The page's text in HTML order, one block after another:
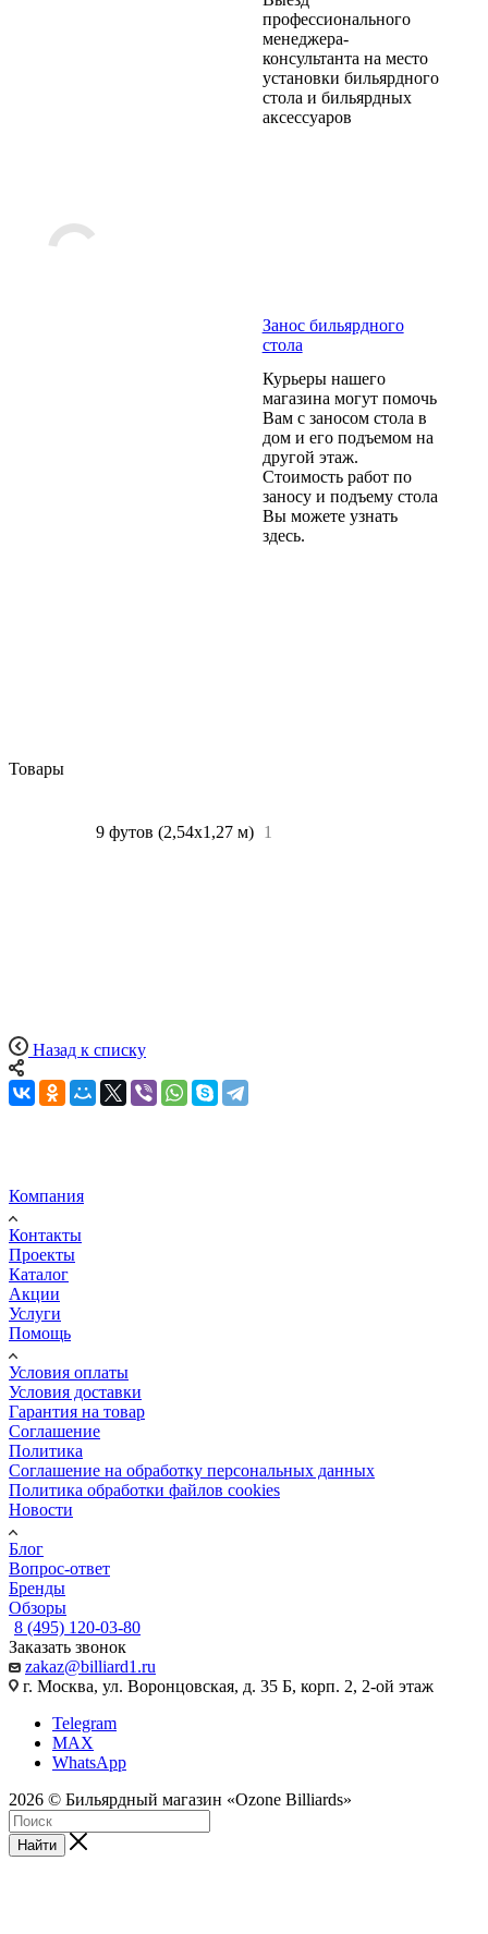
профессионального
менеджера-
консультанта на место
установки бильярдного
стола и бильярдных
аксессуаров
Занос бильярдного
стола
Курьеры нашего
магазина могут помочь
Вам с заносом стола в
дом и его подъемом на
другой этаж.
Стоимость работ по
заносу и подъему стола
Вы можете узнать
здесь.
Товары
9 футов (2,54х1,27 м) 1
Назад к списку
Компания
Контакты
Проекты
Каталог
Акции
Услуги
Помощь
Условия оплаты
Условия доставки
Гарантия на товар
Соглашение
Политика
Соглашение на обработку персональных данных
Политика обработки файлов cookies
Новости
Блог
Вопрос-ответ
Бренды
Обзоры
8 (495) 120-03-80
Заказать звонок
zakaz@billiard1.ru
г. Москва, ул. Воронцовская, д. 35 Б, корп. 2, 2-ой этаж
Telegram
MAX
WhatsApp
2026 © Бильярдный магазин «Ozone Billiards»
Найти